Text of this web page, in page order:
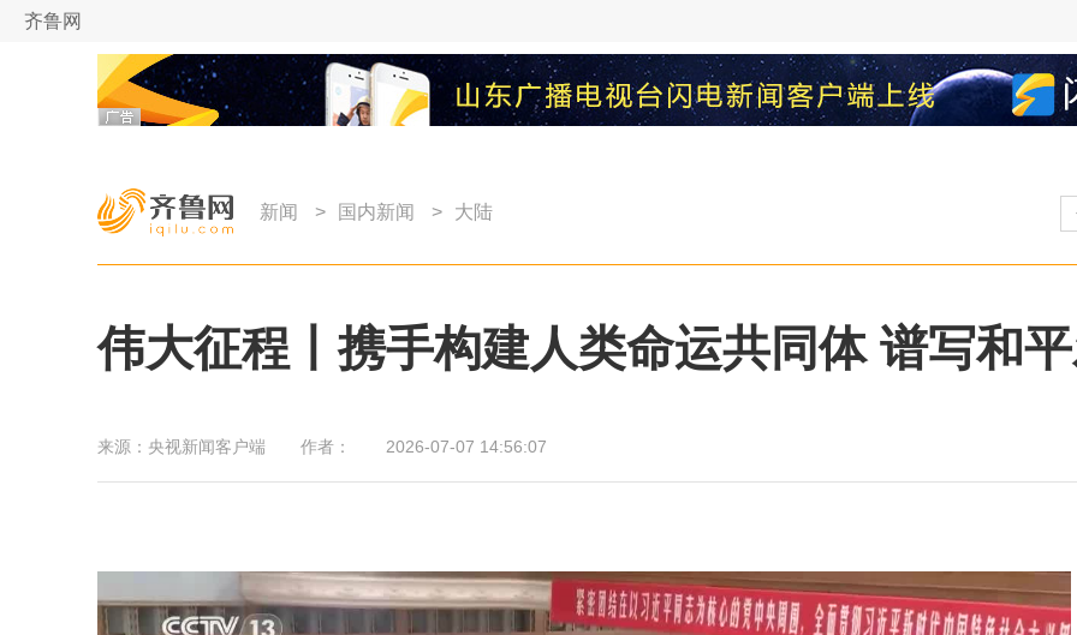
齐鲁网
新闻 > 国内新闻 > 大陆
伟大征程丨携手构建人类命运共同体 谱写和
来源： 央视新闻客户端 作者： 2026-07-07 14:56:07